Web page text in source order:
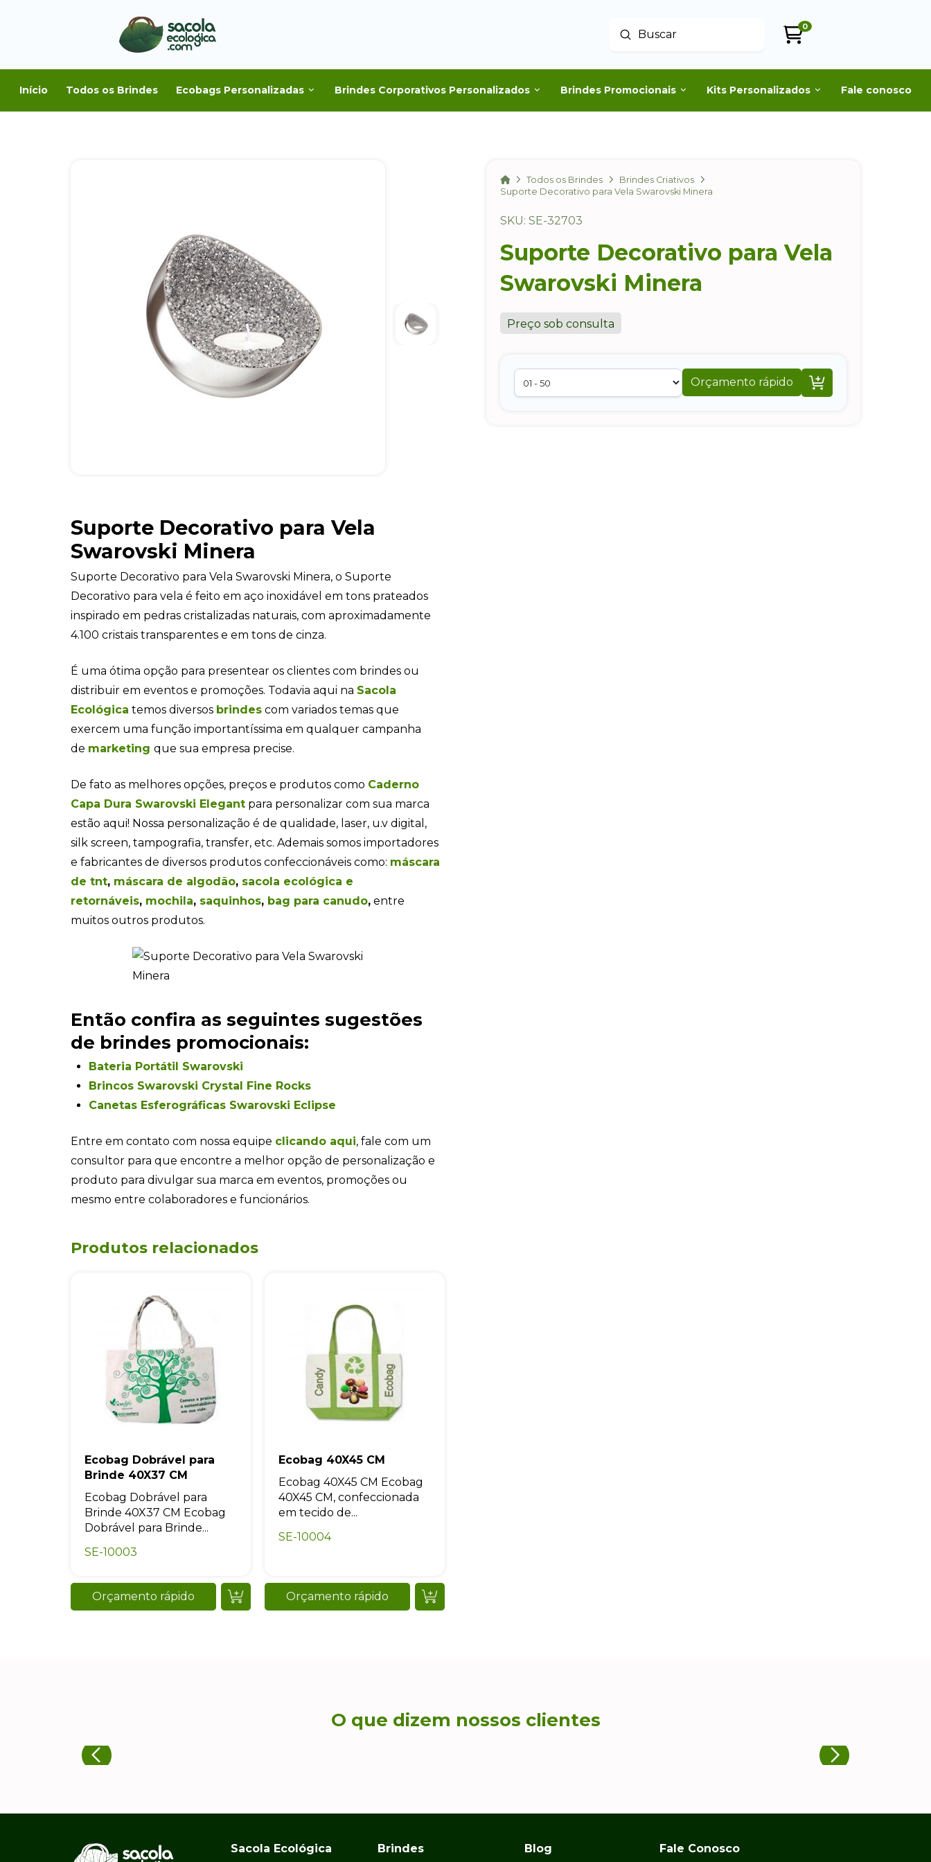
Buscar
Enviar
0
Início Todos os Brindes Ecobags Personalizadas Brindes Corporativos Personalizados Brindes Promocionais Kits Personalizados Fale conosco
HomeTodos os Brindes
Brindes Criativos
Suporte Decorativo para Vela Swarovski Minera
SKU: SE-32703
Suporte Decorativo para Vela
Swarovski Minera
Preço sob consulta
Orçamento rápido 
Suporte Decorativo para Vela
Swarovski Minera
Suporte Decorativo para Vela Swarovski Minera, o Suporte
Decorativo para vela é feito em aço inoxidável em tons prateados
inspirado em pedras cristalizadas naturais, com aproximadamente
4.100 cristais transparentes e em tons de cinza.
É uma ótima opção para presentear os clientes com brindes ou
distribuir em eventos e promoções. Todavia aqui na Sacola
Ecológica temos diversos brindes com variados temas que
exercem uma função importantíssima em qualquer campanha
de marketing que sua empresa precise.
De fato as melhores opções, preços e produtos como Caderno
Capa Dura Swarovski Elegant para personalizar com sua marca
estão aqui! Nossa personalização é de qualidade, laser, u.v digital,
silk screen, tampografia, transfer, etc. Ademais somos importadores
e fabricantes de diversos produtos confeccionáveis como: máscara
de tnt, máscara de algodão, sacola ecológica e
retornáveis, mochila, saquinhos, bag para canudo, entre
muitos outros produtos.
Então confira as seguintes sugestões
de brindes promocionais:
Bateria Portátil Swarovski
Brincos Swarovski Crystal Fine Rocks
Canetas Esferográficas Swarovski Eclipse
Entre em contato com nossa equipe clicando aqui, fale com um
consultor para que encontre a melhor opção de personalização e
produto para divulgar sua marca em eventos, promoções ou
mesmo entre colaboradores e funcionários.
Produtos relacionados
Ecobag Dobrável para
Brinde 40X37 CM
Ecobag Dobrável para
Brinde 40X37 CM Ecobag
Dobrável para Brinde...
SE-10003
Orçamento rápido
Ecobag 40X45 CM
Ecobag 40X45 CM Ecobag
40X45 CM, confeccionada
em tecido de...
SE-10004
Orçamento rápido
O que dizem nossos clientes
Sacola Ecológica Brindes Blog Fale Conosco
online
Eu concordo em receber comunicações.
A nossa empresa está comprometida a proteger e respeitar sua